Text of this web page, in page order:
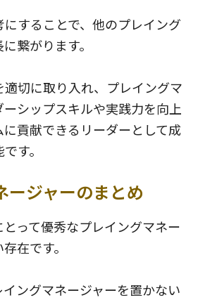
することで、他のプレイング
繋がります。
適切に取り入れ、プレイングマ
シップスキルや実践力を向上
貢献できるリーダーとして成
す。
ージャーのまとめ
って優秀なプレイングマネー
在です。
ングマネージャーを置かない